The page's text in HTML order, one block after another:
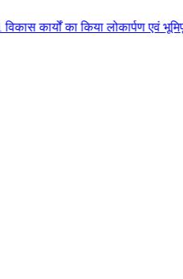
एवं भूमिपूजन कुलैथ क्षेत्र